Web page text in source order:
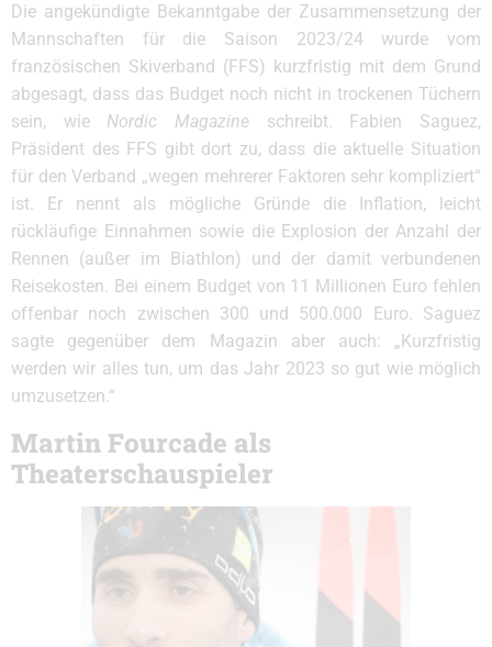
Die angekündigte Bekanntgabe der Zusammensetzung der
Mannschaften für die Saison 2023/24 wurde vom
französischen Skiverband (FFS) kurzfristig mit dem Grund
abgesagt, dass das Budget noch nicht in trockenen Tüchern
sein, wie Nordic Magazine schreibt. Fabien Saguez,
Präsident des FFS gibt dort zu, dass die aktuelle Situation
für den Verband „wegen mehrerer Faktoren sehr kompliziert“
ist. Er nennt als mögliche Gründe die Inflation, leicht
rückläufige Einnahmen sowie die Explosion der Anzahl der
Rennen (außer im Biathlon) und der damit verbundenen
Reisekosten. Bei einem Budget von 11 Millionen Euro fehlen
offenbar noch zwischen 300 und 500.000 Euro. Saguez
sagte gegenüber dem Magazin aber auch: „Kurzfristig
werden wir alles tun, um das Jahr 2023 so gut wie möglich
umzusetzen.“
Martin Fourcade als
Theaterschauspieler